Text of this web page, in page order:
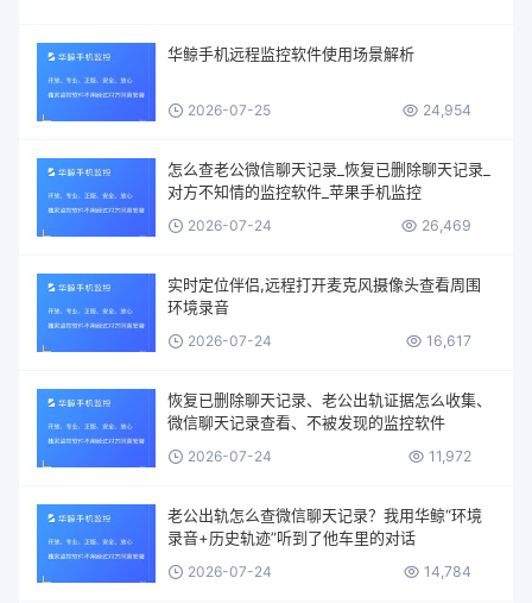
华鲸手机远程监控软件使用场景解析
2026-07-25 24,954
怎么查老公微信聊天记录_恢复已删除聊天记录_
对方不知情的监控软件_苹果手机监控
2026-07-24 26,469
实时定位伴侣,远程打开麦克风摄像头查看周围
环境录音
2026-07-24 16,617
恢复已删除聊天记录、老公出轨证据怎么收集、
微信聊天记录查看、不被发现的监控软件
2026-07-24 11,972
老公出轨怎么查微信聊天记录？我用华鲸“环境
录音+历史轨迹”听到了他车里的对话
2026-07-24 14,784